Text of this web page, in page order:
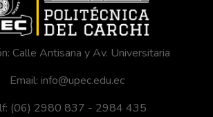
Calle Antisana y Av. Universitaria
Email: info@upec.edu.ec
(06) 2980 837 - 2984 435